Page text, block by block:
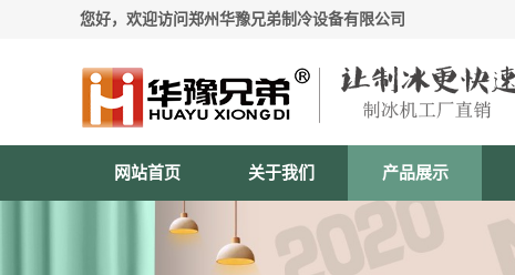
您好，欢迎访问郑州华豫兄弟制冷设备有限公司
网站首页 关于我们 产品展示